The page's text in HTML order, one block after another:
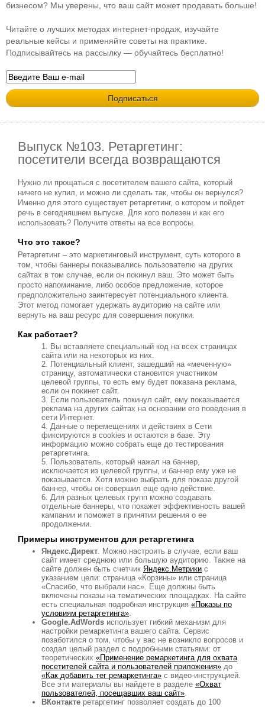
бизнесом? Мы уверены, что ваш сайт может продавать больше!
Читайте о лучших методах интернет-продаж, изучайте
реальные кейсы и применяйте советы на практике.
Подписывайтесь на рассылку — обучайтесь бесплатно!
Выпуск №103. Ретаргетинг:
посетители всегда возвращаются
Нужно ли прощаться с посетителем вашего сайта, который
ничего не купил, и можно ли сделать так, чтобы он вернулся?
Именно для этого существует ретаргетинг, о котором и пойдет
речь в сегодняшнем выпуске. Для кого полезен и как его
использовать? Получите ответы на все вопросы.
Что это такое?
Ретаргетинг – это маркетинговый инструмент, суть которого в
том, чтобы баннеры показывались пользователю на других
сайтах в том случае, если он покинул ваш. Это может быть
просто напоминание, либо особое предложение, которое
предположительно заинтересует потенциального клиента.
Этот метод помогает удержать аудиторию на сайте или
вернуть на ваш ресурс для совершения покупки.
Как работает?
Вы вставляете специальный код на всех страницах
сайта или на некоторых из них.
Потенциальный клиент, зашедший на «меченную»
страницу, автоматически становится участником
целевой группы, то есть ему будет показана реклама,
если он покинет сайт.
Если пользователь покинул сайт, ему показывается
реклама на других сайтах на основании его поведения в
сети Интернет.
Данные о перемещениях и действиях в Сети
фиксируются в cookies и остаются в базе. Эту
информацию можно собрать еще до тестирования
ретаргетинга.
Пользователь, который нажал на баннер,
исключается из целевой группы, и баннер ему уже не
показывается. Хотя можно выбрать для показа другой
баннер, чтобы он совершил еще одно действие.
Для разных целевых групп можно создавать
отдельные баннеры, что покажет эффективность вашей
кампании и поможет в принятии решения о ее
продолжении.
Примеры инструментов для ретаргетинга
Яндекс.Директ. Можно настроить в случае, если ваш
сайт имеет среднюю или большую аудиторию. Также на
сайте должен быть счетчик Яндекс.Метрики с
указанием цели: страница «Корзины» или страница
«Спасибо, что выбрали нас». Еще должны быть
включены показы на тематических площадках. На сайте
есть специальная подробная инструкция «Показы по
условиям ретаргетинга».
Google.AdWords использует гибкий механизм для
настройки ремаркетинга вашего сайта. Сервис
позаботился о том, чтобы у вас не возникло вопросов и
создал целый раздел с подробными статьями: от
теоретических «Применение ремаркетинга для охвата
посетителей сайта и пользователей приложения» до
«Как добавить тег ремаркетинга» с видео-инструкцией.
Все эти материалы вы найдете в разделе «Охват
пользователей, посещавших ваш сайт».
ВКонтакте ретаргетинг позволяет создать до 100